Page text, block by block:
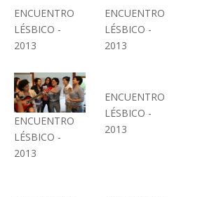
ENCUENTRO
LÉSBICO -
2013
ENCUENTRO
LÉSBICO -
2013
ENCUENTRO
LÉSBICO -
2013
ENCUENTRO
LÉSBICO -
2013